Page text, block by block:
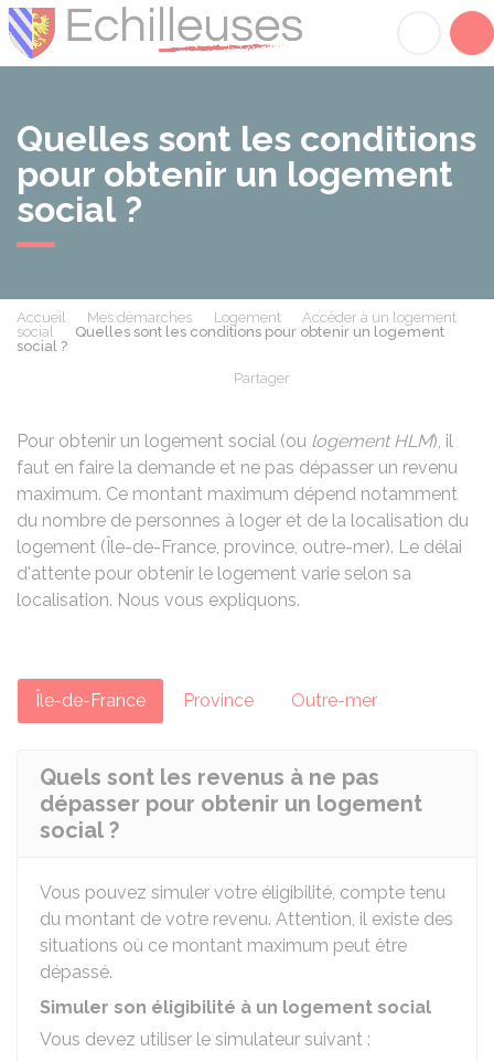
Quelles sont les conditions
pour obtenir un logement
social ?
Accueil Mes démarches Logement
Accéder à un logement
social
Quelles sont les conditions pour obtenir un logement
social ?
Partager
Pour obtenir un logement social (ou logement HLM), il
faut en faire la demande et ne pas dépasser un revenu
maximum. Ce montant maximum dépend notamment
du nombre de personnes à loger et de la localisation du
logement (Île-de-France, province, outre-mer). Le délai
d'attente pour obtenir le logement varie selon sa
localisation. Nous vous expliquons.
Île-de-France Province Outre-mer
Quels sont les revenus à ne pas
dépasser pour obtenir un logement
social ?
Vous pouvez simuler votre éligibilité, compte tenu
du montant de votre revenu. Attention, il existe des
situations où ce montant maximum peut être
dépassé.
Simuler son éligibilité à un logement social
Vous devez utiliser le simulateur suivant :